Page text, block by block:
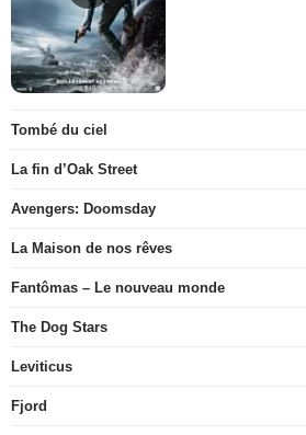
Tombé du ciel
La fin d’Oak Street
Avengers: Doomsday
La Maison de nos rêves
Fantômas – Le nouveau monde
The Dog Stars
Leviticus
Fjord